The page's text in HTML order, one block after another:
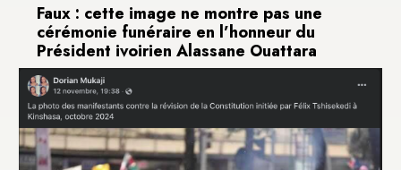
Faux : cette image ne montre pas une
cérémonie funéraire en l’honneur du
Président ivoirien Alassane Ouattara
26 novembre 2024
Il s’agit plutôt de l’arrivée de la dépouille de l’ex-
Premier ministre Hamed Bakayoko le 13 mars...